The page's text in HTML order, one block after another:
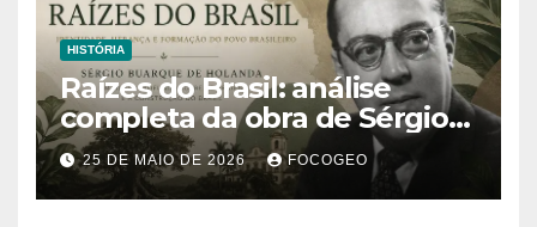
HISTÓRIA
Raízes do Brasil: análise
completa da obra de Sérgio
Buarque de Holanda e sua
importância para entender a
formação do Brasil
25 DE MAIO DE 2026 FOCOGEO